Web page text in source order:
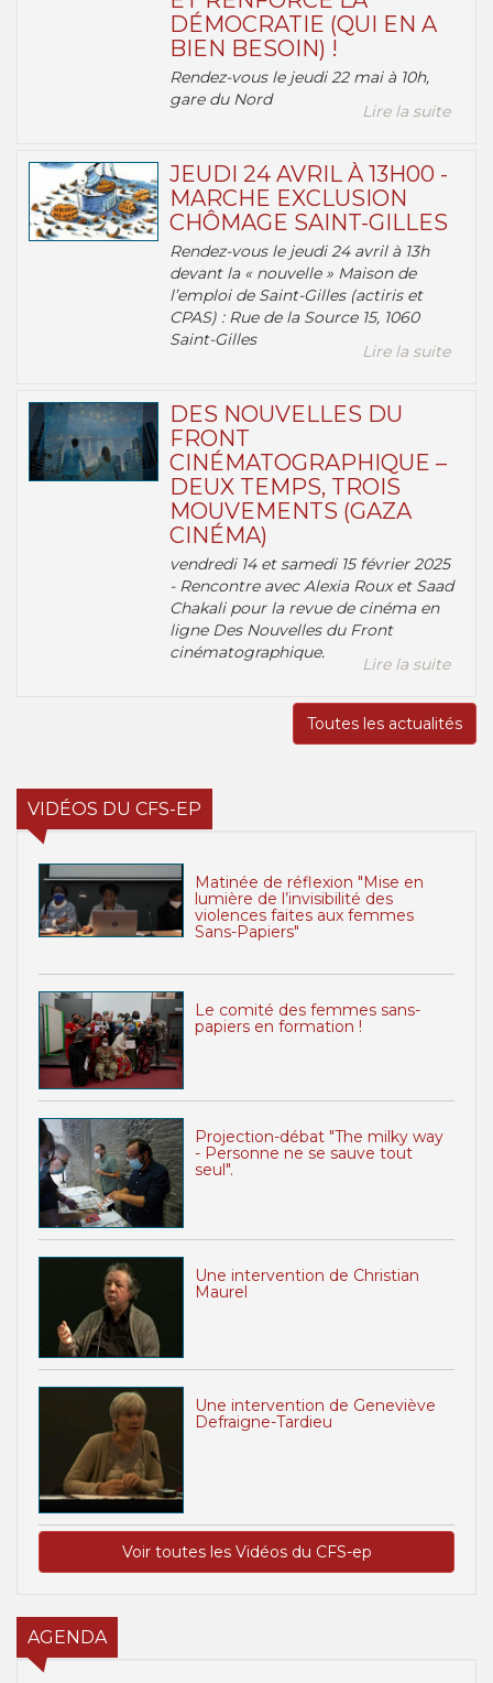
DÉMOCRATIE (QUI EN A
BIEN BESOIN) !
Rendez-vous le jeudi 22 mai à 10h,
gare du Nord
Lire la suite
JEUDI 24 AVRIL À 13H00 -
MARCHE EXCLUSION
CHÔMAGE SAINT-GILLES
Rendez-vous le jeudi 24 avril à 13h
devant la « nouvelle » Maison de
l’emploi de Saint-Gilles (actiris et
CPAS) : Rue de la Source 15, 1060
Saint-Gilles
Lire la suite
DES NOUVELLES DU
FRONT
CINÉMATOGRAPHIQUE –
DEUX TEMPS, TROIS
MOUVEMENTS (GAZA
CINÉMA)
vendredi 14 et samedi 15 février 2025
- Rencontre avec Alexia Roux et Saad
Chakali pour la revue de cinéma en
ligne Des Nouvelles du Front
cinématographique.
Lire la suite
Toutes les actualités
VIDÉOS DU CFS-EP
Matinée de réflexion "Mise en
lumière de l’invisibilité des
violences faites aux femmes
Sans-Papiers"
Le comité des femmes sans-
papiers en formation !
Projection-débat "The milky way
- Personne ne se sauve tout
seul".
Une intervention de Christian
Maurel
Une intervention de Geneviève
Defraigne-Tardieu
Voir toutes les Vidéos du CFS-ep
AGENDA